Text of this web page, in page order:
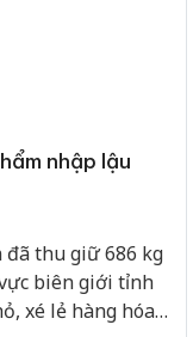
nhập lậu
đã thu giữ 686 kg
biên giới tỉnh
xé lẻ hàng hóa
bán bình sữa
Moyuum giả
chủ mưu đường dây
bán hàng giả tại Phú
Quốc ra đầu thú